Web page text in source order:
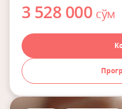
3 528 000 сўм